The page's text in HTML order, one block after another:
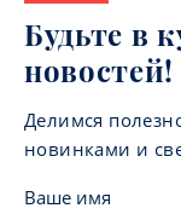
Будьте в
новостей!
Делимся
новинками и